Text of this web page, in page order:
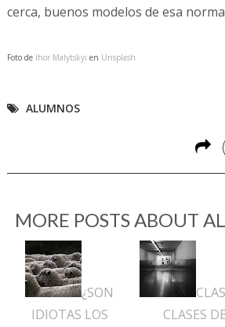
cerca, buenos modelos de esa
Foto de Ihor Malytskyi en Unsplash
ALUMNOS
MORE POSTS ABOUT
¿SON
IDIOTAS LOS
CLASES DE